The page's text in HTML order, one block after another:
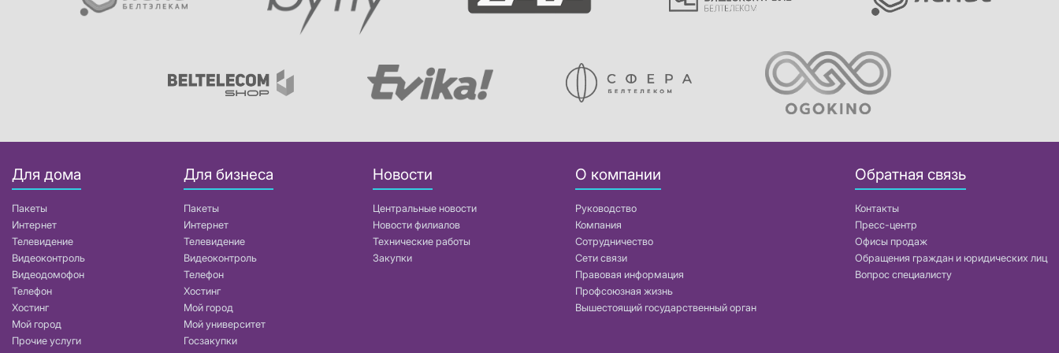
Для дома
Пакеты
Интернет
Телевидение
Видеоконтроль
Видеодомофон
Телефон
Хостинг
Мой город
Прочие услуги
Для бизнеса
Пакеты
Интернет
Телевидение
Видеоконтроль
Телефон
Хостинг
Мой город
Мой университет
Госзакупки
Новости
Центральные новости
Новости филиалов
Технические работы
Закупки
О компании
Руководство
Компания
Сотрудничество
Сети связи
Правовая информация
Профсоюзная жизнь
Вышестоящий государственный орган
Обратная связь
Контакты
Пресс-центр
Офисы продаж
Обращения граждан и юридических лиц
Вопрос специалисту